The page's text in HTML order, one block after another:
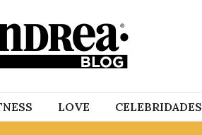
LOVE CELEBRIDADES